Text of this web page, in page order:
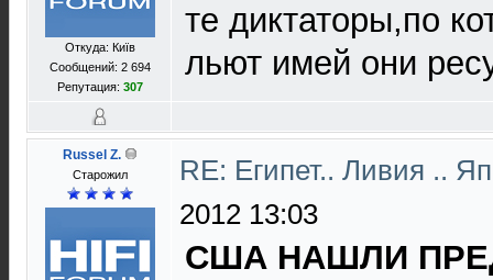
Откуда: Київ
Сообщений: 2 694
Репутация: 307
те диктаторы,по
льют имей они
Russel Z.
Старожил
RE: Египет.. Ливия ..
2012 13:03
США НАШЛИ